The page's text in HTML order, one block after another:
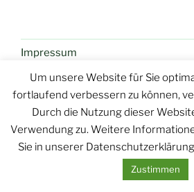
Impressum
Kontakt
Buchungsbedingungen
Um unsere Website für Sie
fortlaufend verbessern zu können,
Durch die Nutzung dieser
Verwendung zu. Weitere
Sie in unserer
Zustimmen